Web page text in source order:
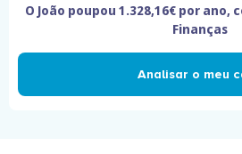
O João poupou 1.328,16€por ano,
Finanças
Analisar o meu